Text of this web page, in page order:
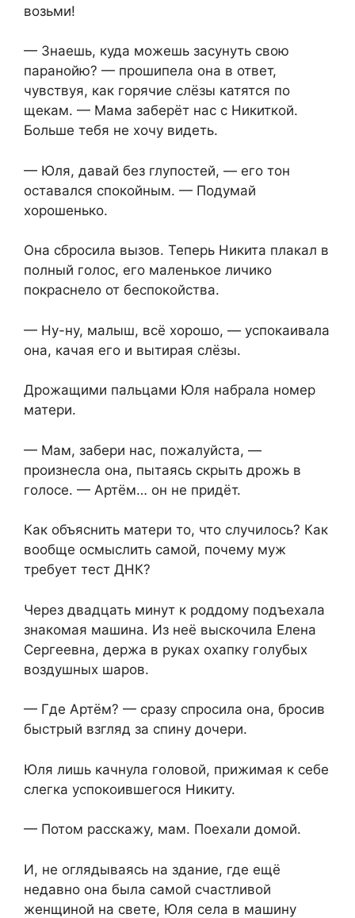
возьми!
— Знаешь, куда можешь засунуть свою
паранойю? — прошипела она в ответ,
чувствуя, как горячие слёзы катятся по
щекам. — Мама заберёт нас с Никиткой.
Больше тебя не хочу видеть.
— Юля, давай без глупостей, — его тон
оставался спокойным. — Подумай
хорошенько.
Она сбросила вызов. Теперь Никита плакал в
полный голос, его маленькое личико
покраснело от беспокойства.
— Ну-ну, малыш, всё хорошо, — успокаивала
она, качая его и вытирая слёзы.
Дрожащими пальцами Юля набрала номер
матери.
— Мам, забери нас, пожалуйста, —
произнесла она, пытаясь скрыть дрожь в
голосе. — Артём… он не придёт.
Как объяснить матери то, что случилось? Как
вообще осмыслить самой, почему муж
требует тест ДНК?
Через двадцать минут к роддому подъехала
знакомая машина. Из неё выскочила Елена
Сергеевна, держа в руках охапку голубых
воздушных шаров.
— Где Артём? — сразу спросила она, бросив
быстрый взгляд за спину дочери.
Юля лишь качнула головой, прижимая к себе
слегка успокоившегося Никиту.
— Потом расскажу, мам. Поехали домой.
И, не оглядываясь на здание, где ещё
недавно она была самой счастливой
женщиной на свете, Юля села в машину